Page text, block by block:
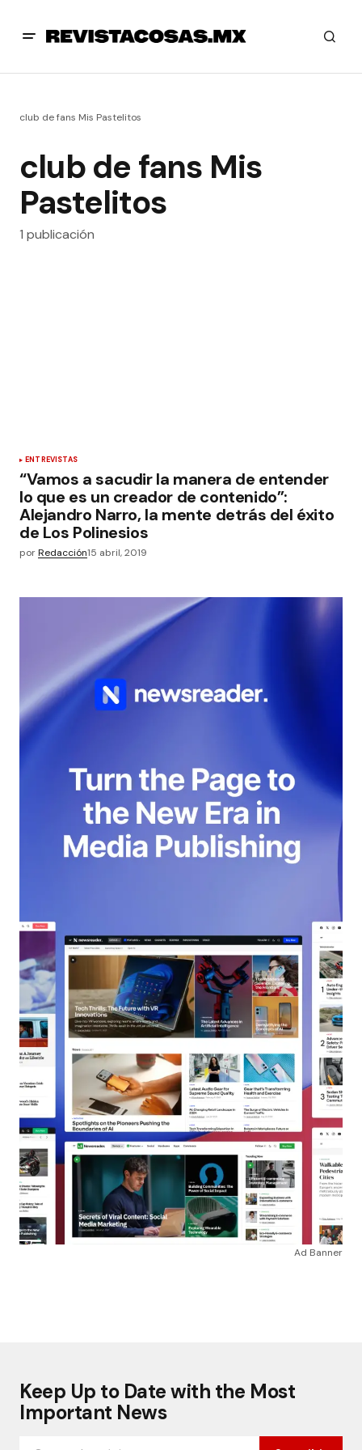
club de fans Mis Pastelitos
club de fans Mis
Pastelitos
1 publicación
ENTREVISTAS
“Vamos a sacudir la manera de entender
lo que es un creador de contenido”:
Alejandro Narro, la mente detrás del éxito
de Los Polinesios
porRedacción15 abril, 2019
Ad Banner
Keep Up to Date with the Most
Important News